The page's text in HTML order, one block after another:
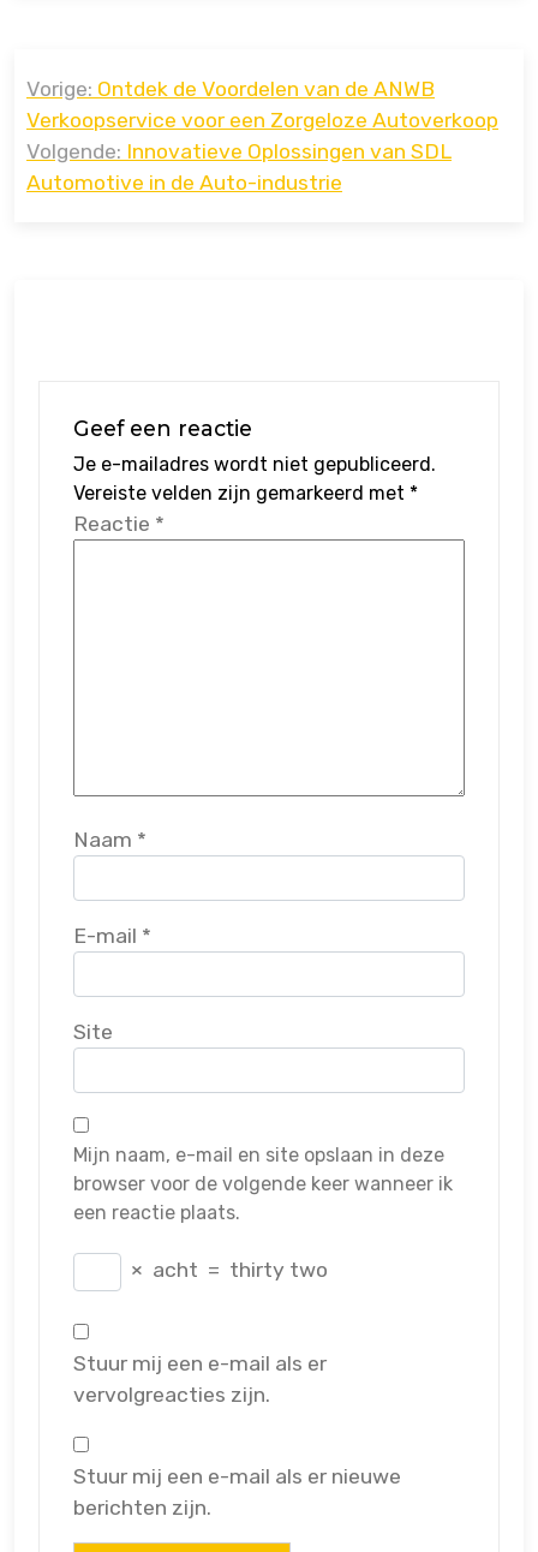
navigatie
Vorige: Ontdek de Voordelen van de ANWB
Verkoopservice voor een Zorgeloze Autoverkoop
Volgende: Innovatieve Oplossingen van SDL
Automotive in de Auto-industrie
Geef een reactie
Je e-mailadres wordt niet gepubliceerd.
Vereiste velden zijn gemarkeerd met *
Reactie *
Naam *
E-mail *
Site
Mijn naam, e-mail en site opslaan in deze
browser voor de volgende keer wanneer ik
een reactie plaats.
× acht = thirty two
Stuur mij een e-mail als er
vervolgreacties zijn.
Stuur mij een e-mail als er nieuwe
berichten zijn.